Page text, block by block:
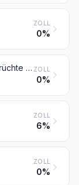
ZOLL
0%
Pfeffer der Gattung Piper; Früchte der Gattung Capsicum oder Pimenta, getrocknet oder gemahlen oder sonst zerkleinert ZOLL
0%
ZOLL
6%
ZOLL
0%